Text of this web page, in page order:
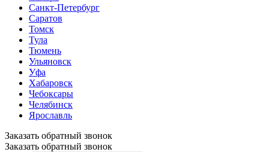
Санкт-Петербург
Саратов
Томск
Тула
Тюмень
Ульяновск
Уфа
Хабаровск
Чебоксары
Челябинск
Ярославль
Заказать обратный звонок
Заказать обратный звонок